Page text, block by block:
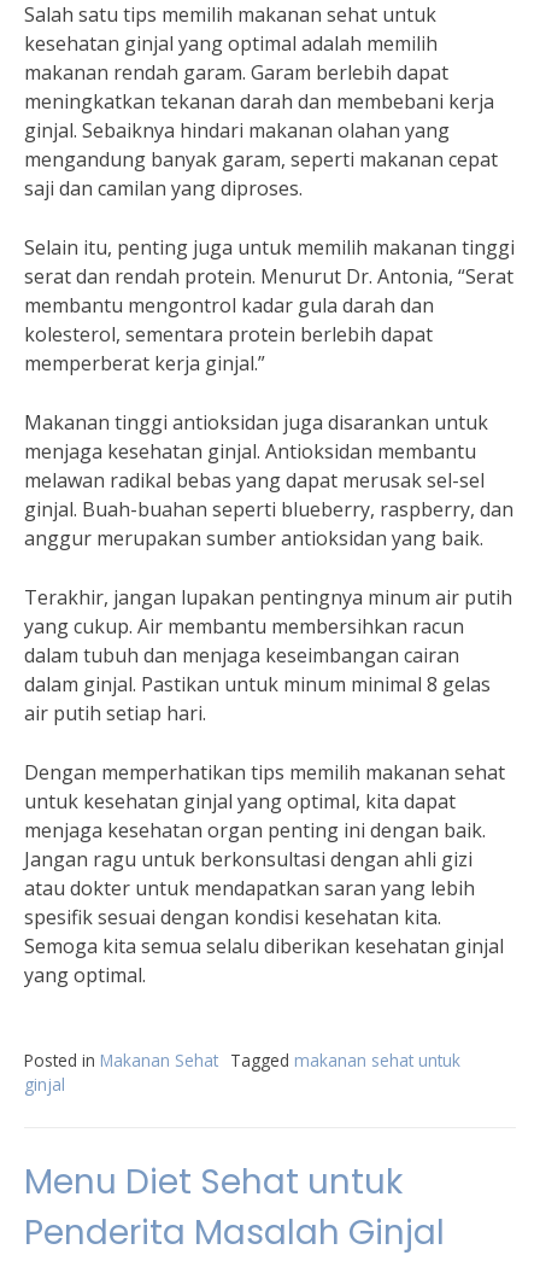
Salah satu tips memilih makanan sehat untuk
kesehatan ginjal yang optimal adalah memilih
makanan rendah garam. Garam berlebih dapat
meningkatkan tekanan darah dan membebani kerja
ginjal. Sebaiknya hindari makanan olahan yang
mengandung banyak garam, seperti makanan cepat
saji dan camilan yang diproses.
Selain itu, penting juga untuk memilih makanan tinggi
serat dan rendah protein. Menurut Dr. Antonia, “Serat
membantu mengontrol kadar gula darah dan
kolesterol, sementara protein berlebih dapat
memperberat kerja ginjal.”
Makanan tinggi antioksidan juga disarankan untuk
menjaga kesehatan ginjal. Antioksidan membantu
melawan radikal bebas yang dapat merusak sel-sel
ginjal. Buah-buahan seperti blueberry, raspberry, dan
anggur merupakan sumber antioksidan yang baik.
Terakhir, jangan lupakan pentingnya minum air putih
yang cukup. Air membantu membersihkan racun
dalam tubuh dan menjaga keseimbangan cairan
dalam ginjal. Pastikan untuk minum minimal 8 gelas
air putih setiap hari.
Dengan memperhatikan tips memilih makanan sehat
untuk kesehatan ginjal yang optimal, kita dapat
menjaga kesehatan organ penting ini dengan baik.
Jangan ragu untuk berkonsultasi dengan ahli gizi
atau dokter untuk mendapatkan saran yang lebih
spesifik sesuai dengan kondisi kesehatan kita.
Semoga kita semua selalu diberikan kesehatan ginjal
yang optimal.
Posted in Makanan Sehat Tagged makanan sehat untuk
ginjal
Menu Diet Sehat untuk
Penderita Masalah Ginjal